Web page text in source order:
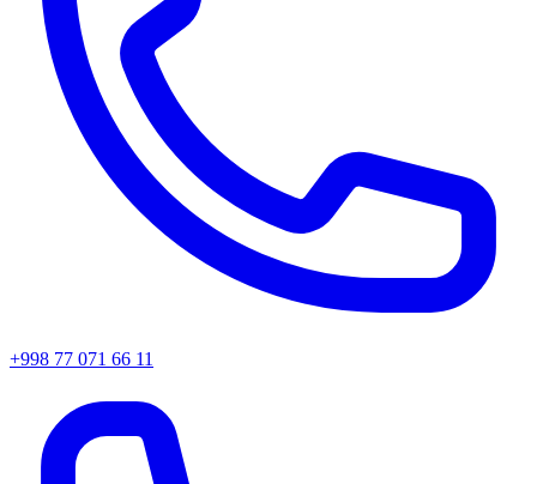
+998 77 071 66 11